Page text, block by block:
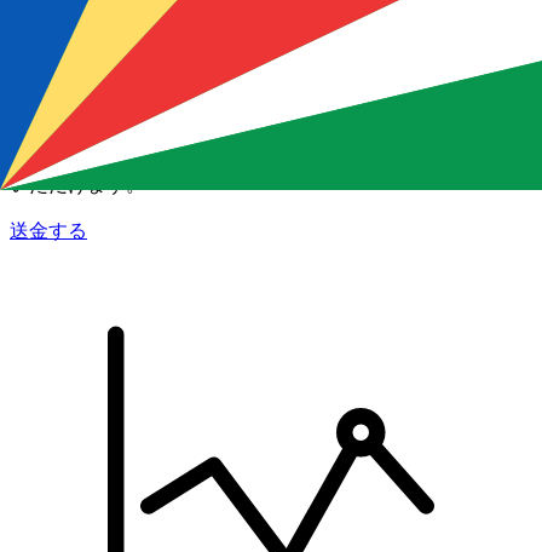
Xe 国際送金
オンラインの送金が迅速、安全、簡単に行えます。ライブの
追跡と通知に加え、柔軟な配信と支払いオプションをご利用
いただけます。
送金する